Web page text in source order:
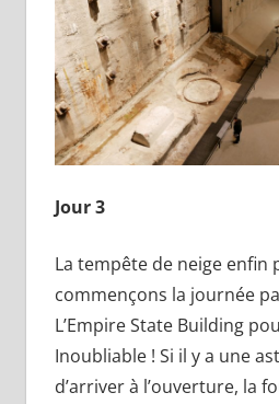
Jour 3
La tempête de neige enfin
commençons la journée
L’Empire State Building
Inoubliable ! Si il y a une
d’arriver à l’ouverture, la